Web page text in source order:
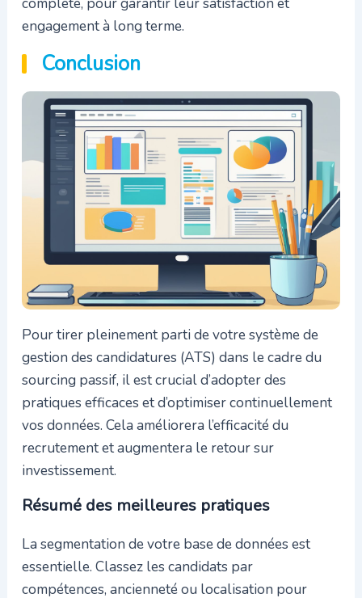
engagement à long terme.
Conclusion
Pour tirer pleinement parti de votre système de
gestion des candidatures (ATS) dans le cadre du
sourcing passif, il est crucial d’adopter des
pratiques efficaces et d’optimiser continuellement
vos données. Cela améliorera l’efficacité du
recrutement et augmentera le retour sur
investissement.
Résumé des meilleures pratiques
La segmentation de votre base de données est
essentielle. Classez les candidats par
compétences, ancienneté ou localisation pour